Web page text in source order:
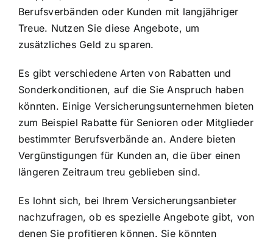
Berufsverbänden oder Kunden mit langjähriger
Treue. Nutzen Sie diese Angebote, um
zusätzliches Geld zu sparen.
Es gibt verschiedene Arten von Rabatten und
Sonderkonditionen, auf die Sie Anspruch haben
könnten. Einige Versicherungsunternehmen bieten
zum Beispiel Rabatte für Senioren oder Mitglieder
bestimmter Berufsverbände an. Andere bieten
Vergünstigungen für Kunden an, die über einen
längeren Zeitraum treu geblieben sind.
Es lohnt sich, bei Ihrem Versicherungsanbieter
nachzufragen, ob es spezielle Angebote gibt, von
denen Sie profitieren können. Sie könnten